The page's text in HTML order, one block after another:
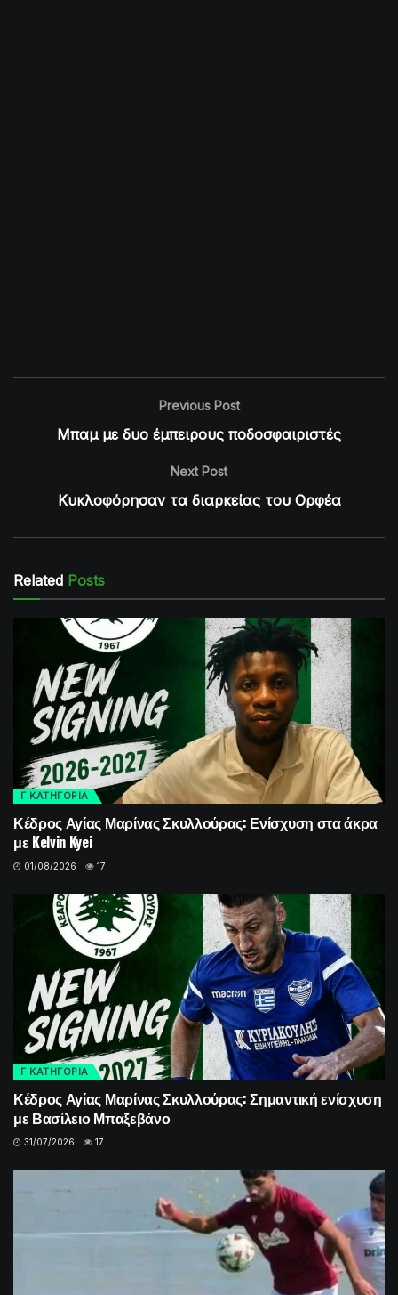
Previous Post
Μπαμ με δυο έμπειρους ποδοσφαιριστές
Next Post
Κυκλοφόρησαν τα διαρκείας του Ορφέα
Related Posts
Γ ΚΑΤΗΓΟΡΙΑ
Κέδρος Αγίας Μαρίνας Σκυλλούρας: Ενίσχυση στα άκρα
με Kelvin Kyei
01/08/2026 17
Γ ΚΑΤΗΓΟΡΙΑ
Κέδρος Αγίας Μαρίνας Σκυλλούρας: Σημαντική ενίσχυση
με Βασίλειο Μπαξεβάνο
31/07/2026 17